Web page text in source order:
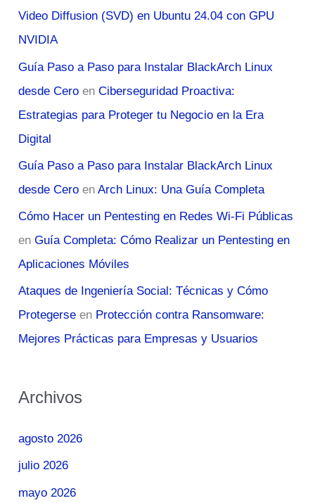
Video Diffusion (SVD) en Ubuntu 24.04 con GPU
NVIDIA
Guía Paso a Paso para Instalar BlackArch Linux
desde Cero enCiberseguridad Proactiva:
Estrategias para Proteger tu Negocio en la Era
Digital
Guía Paso a Paso para Instalar BlackArch Linux
desde Cero enArch Linux: Una Guía Completa
Cómo Hacer un Pentesting en Redes Wi-Fi Públicas
enGuía Completa: Cómo Realizar un Pentesting en
Aplicaciones Móviles
Ataques de Ingeniería Social: Técnicas y Cómo
Protegerse en Protección contra Ransomware:
Mejores Prácticas para Empresas y Usuarios
Archivos
agosto 2026
julio 2026
mayo 2026